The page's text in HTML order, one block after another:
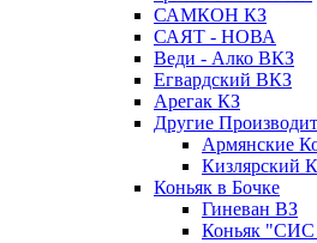
САМКОН КЗ
САЯТ - НОВА
Веди - Алко ВКЗ
Егвардский ВКЗ
Арегак КЗ
Другие
Армянские
Кизлярский
Коньяк в Бочке
Гиневан ВЗ
Коньяк